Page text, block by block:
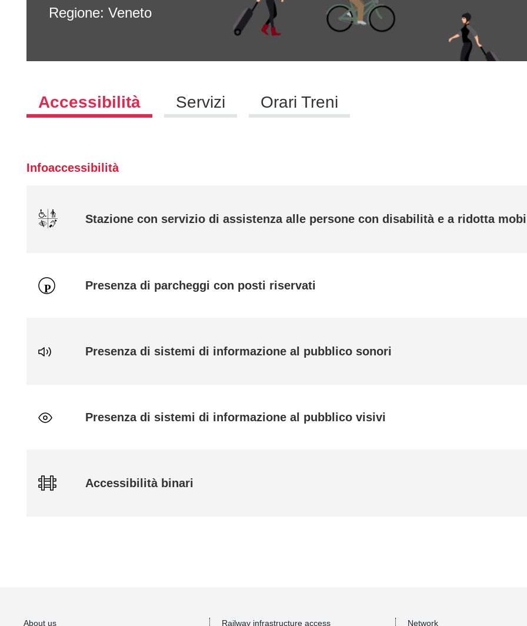
Regione: Veneto
Accessibilità Servizi Orari Treni
Infoaccessibilità
Stazione con servizio di assistenza alle persone con disabilità e a ridotta
Presenza di parcheggi con posti riservati
Presenza di sistemi di informazione al pubblico sonori
Presenza di sistemi di informazione al pubblico visivi
Accessibilità binari
About us Railway infrastructure access Network